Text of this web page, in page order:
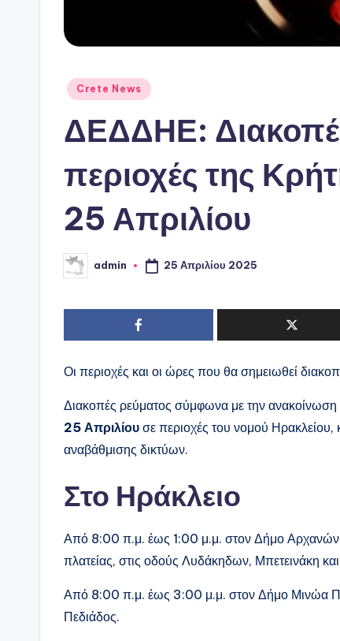
Αναρτήθηκε
Crete News
ΔΕΔΔΗΕ:
περιοχές της
25 Απριλίου
Συγγραφέας:
admin 25 Απριλίου 2025
Οι περιοχές και οι ώρες που θα σημειωθεί
Διακοπές ρεύματος σύμφωνα με την
25 Απριλίου σε περιοχές του νομού
αναβάθμισης δικτύων.
Στο Ηράκλειο
Από 8:00 π.μ. έως 1:00 μ.μ. στον Δήμο Αρχανών
πλατείας, στις οδούς Λυδάκηδων, Μπετεινάκη
Από 8:00 π.μ. έως 3:00 μ.μ. στον Δήμο Μινώα
Πεδιάδος.